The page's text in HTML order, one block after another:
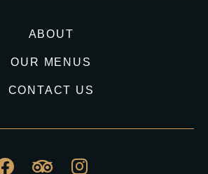
ABOUT
OUR MENUS
CONTACT US